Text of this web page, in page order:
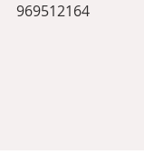
969512164